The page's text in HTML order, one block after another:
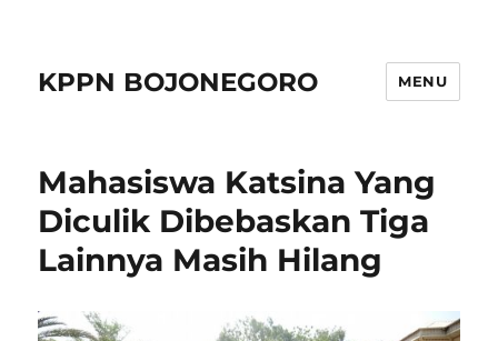
KPPN BOJONEGORO MENU
Mahasiswa Katsina Yang
Diculik Dibebaskan Tiga
Lainnya Masih Hilang